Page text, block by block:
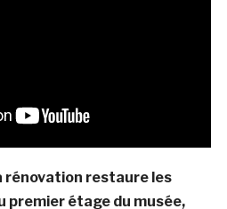
rénovation restaure les
premier étage du musée,